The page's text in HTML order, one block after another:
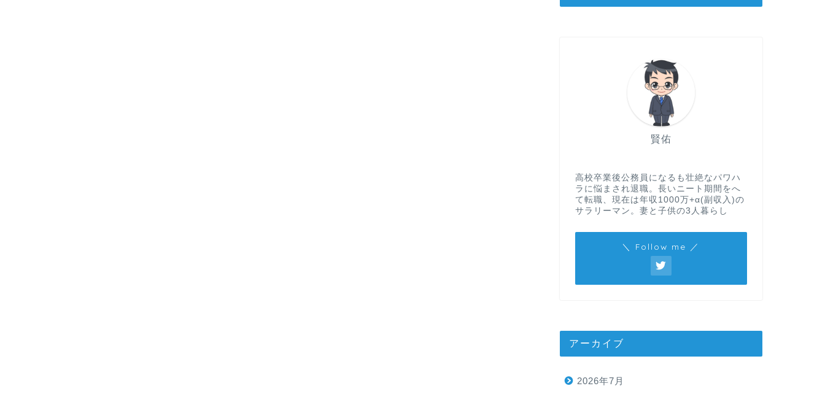
賢佑
高校卒業後公務員になるも壮絶なパワハ
ラに悩まされ退職。長いニート期間をへ
て転職、現在は年収1000万+α(副収入)の
サラリーマン。妻と子供の3人暮らし
＼ Follow me ／
アーカイブ
2026年7月